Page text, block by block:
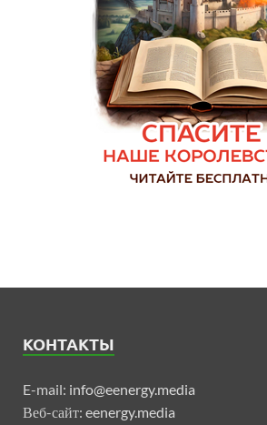
КОНТАКТЫ
E-mail: info@eenergy.media
Веб-сайт: eenergy.media